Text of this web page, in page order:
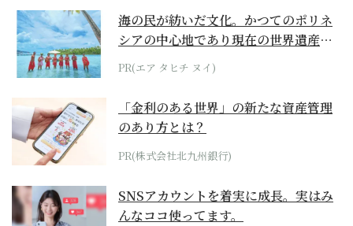
海の民が紡いだ文化。かつてのポリネ
シアの中心地であり現在の世界遺産か
らみえてくる...
PR(エア タヒチ ヌイ)
「金利のある世界」の新たな資産管理
のあり方とは？
PR(株式会社北九州銀行)
SNSアカウントを着実に成長。実はみ
んなココ使ってます。